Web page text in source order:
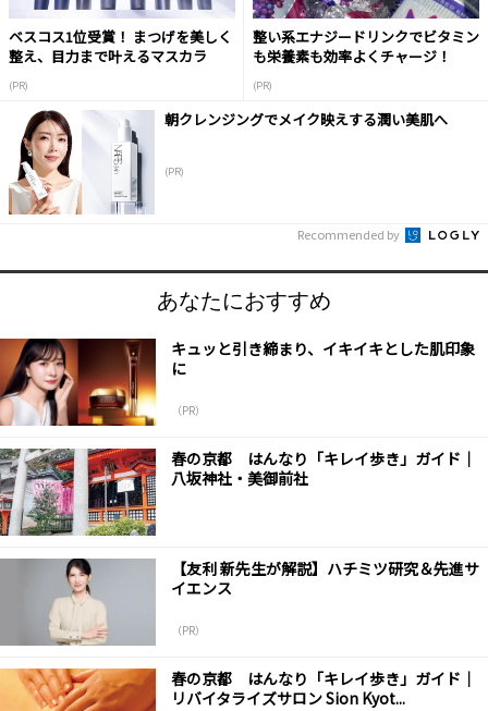
ベスコス1位受賞！ まつげを美しく
整え、目力まで叶えるマスカラ
(PR)
整い系エナジードリンクでビタミン
も栄養素も効率よくチャージ！
(PR)
朝クレンジングでメイク映えする潤い美肌へ
(PR)
Recommended by
あなたにおすすめ
キュッと引き締まり、イキイキとした肌印象
に
（PR）
春の京都 はんなり「キレイ歩き」ガイド｜
八坂神社・美御前社
【友利 新先生が解説】ハチミツ研究＆先進サ
イエンス
（PR）
春の京都 はんなり「キレイ歩き」ガイド｜
リバイタライズサロン Sion Kyot...